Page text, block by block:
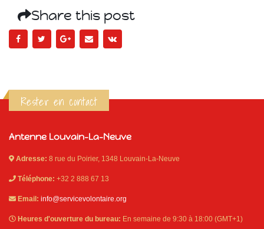
Share this post
Rester en contact
Antenne Louvain-La-Neuve
Adresse: 8 rue du Poirier, 1348 Louvain-La-Neuve
Téléphone: +32 2 888 67 13
Email: info@servicevolontaire.org
Heures d'ouverture du bureau: En semaine de 9:30 à 18:00 (GMT+1)